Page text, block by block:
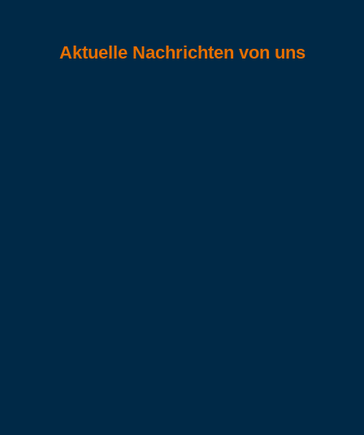
Aktuelle Nachrichten von uns